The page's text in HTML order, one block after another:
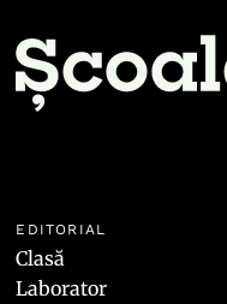
EDITORIAL
Clasă
Laborator